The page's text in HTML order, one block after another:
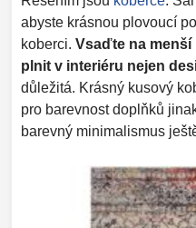
abyste krásnou plovoucí
koberci. Vsaďte na menší
plnit v interiéru nejen
důležitá. Krásný kusový
pro barevnost doplňků
barevný minimalismus